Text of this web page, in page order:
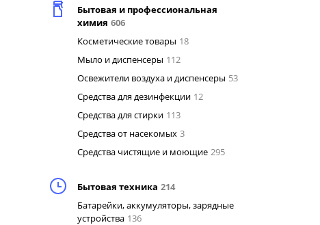
Бытовая и профессиональная
химия 606
Косметические товары 18
Мыло и диспенсеры 112
Освежители воздуха и диспенсеры 53
Средства для дезинфекции 12
Средства для стирки 113
Средства от насекомых 3
Средства чистящие и моющие 295
Бытовая техника 214
Батарейки, аккумуляторы, зарядные
устройства 136